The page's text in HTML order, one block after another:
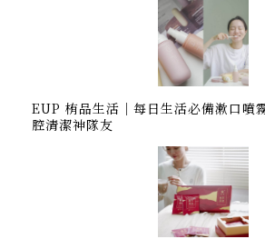
EUP 栯品生活｜每日生活必備漱口噴
腔清潔神隊友